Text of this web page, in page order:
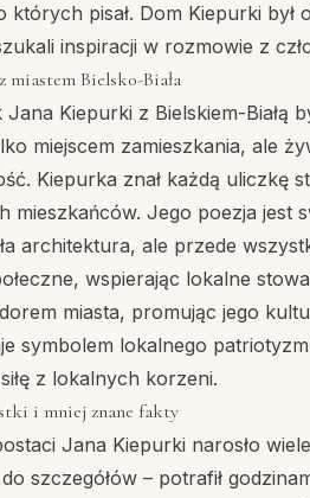
których pisał. Dom Kiepurki
inspiracji w rozmowie z
miastem Bielsko-Biała
Jana Kiepurki z Bielskiem-Białą
miejscem zamieszkania, ale
Kiepurka znał każdą uliczkę
mieszkańców. Jego poezja jest
architektura, ale przede
wspierając lokalne
miasta, promując jego
symbolem lokalnego
z lokalnych korzeni.
i mniej znane fakty
Jana Kiepurki narosło
szczegółów – potrafił